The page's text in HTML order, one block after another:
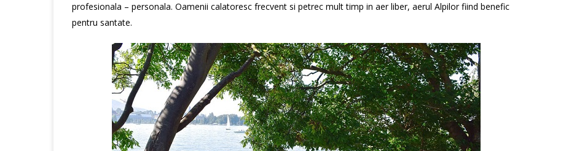
profesionala – personala. Oamenii calatoresc frecvent si petrec mult timp in aer liber, aerul Alpilor fiind benefic
pentru santate.